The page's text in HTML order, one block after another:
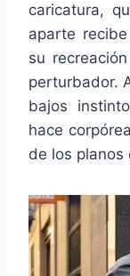
caricatura,
aparte recibe
su
perturbador.
bajos
hace
de los planos